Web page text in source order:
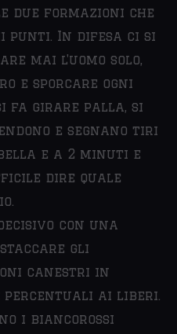
due formazioni che
punti. In difesa ci si
mai l'uomo solo,
e sporcare ogni
fa girare palla, si
e segnano tiri
e a 2 minuti e
dire quale
con una
gli
canestri in
percentuali ai liberi.
i biancorossi